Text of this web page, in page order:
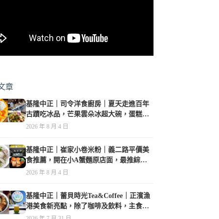
章
基隆中正｜司令洋食廚房｜夏天走進百年
古蹟吃冰品，芒果雲朵冰超大碗，蛋糕、
甜點及炸物都在水準之上
2026 年 8 月 4 日
基隆中正｜崔家小卷米粉｜義二路平價美
食推薦，開在小A蟹麵原店面，最推綜合
海鮮麵
2026 年 8 月 4 日
基隆中正｜蕾貝時光Tea&Coffee｜正濱漁
港美食新亮點，除了咖啡及飲料，主食也
很有特色